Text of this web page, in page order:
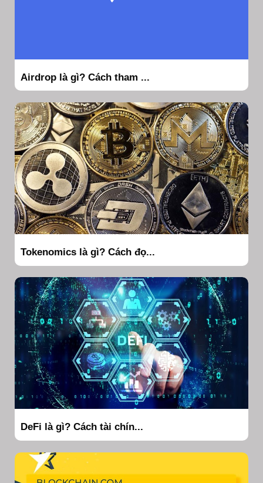
Airdrop là gì? Cách tham ...
Tokenomics là gì? Cách đọ...
DeFi là gì? Cách tài chín...